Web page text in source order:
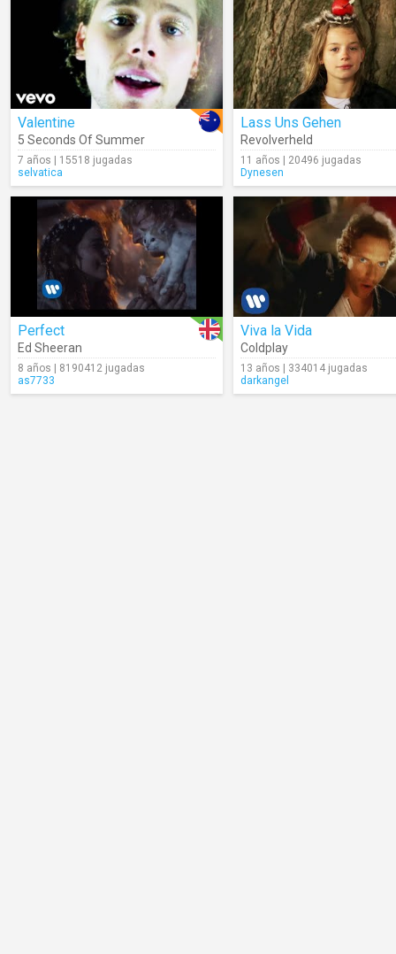
Valentine
5 Seconds Of Summer
7 años | 15518 jugadas
selvatica
Lass Uns Gehen
Revolverheld
11 años | 20496 jugadas
Dynesen
Perfect
Ed Sheeran
8 años | 8190412 jugadas
as7733
Viva la Vida
Coldplay
13 años | 334014 jugadas
darkangel